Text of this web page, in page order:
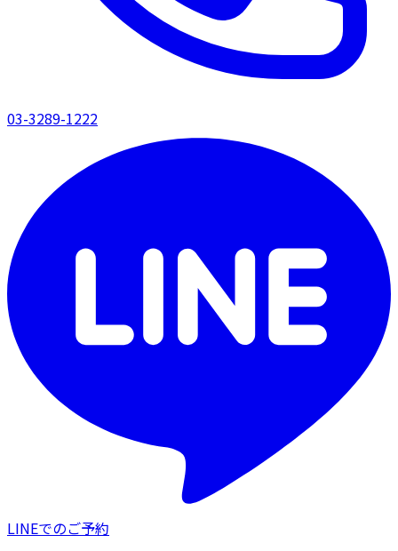
03-3289-1222
LINEでのご予約